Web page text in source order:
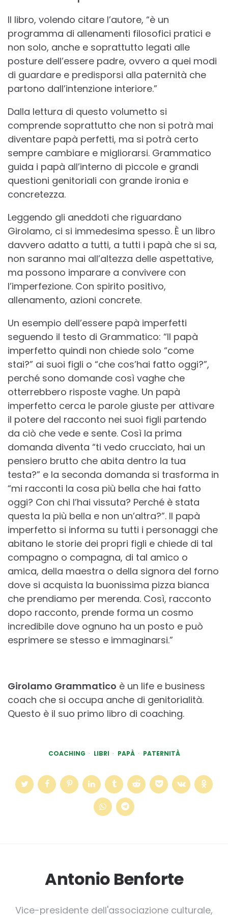
Il libro, volendo citare l’autore, “è un
programma di allenamenti filosofici pratici e
non solo, anche e soprattutto legati alle
posture dell’essere padre, ovvero a quei modi
di guardare e predisporsi alla paternità che
partono dall’intenzione interiore.”
Dalla lettura di questo volumetto si
comprende soprattutto che non si potrà mai
diventare papà perfetti, ma si potrà certo
sempre cambiare e migliorarsi. Grammatico
guida i papà all’interno di piccole e grandi
questioni genitoriali con grande ironia e
concretezza.
Leggendo gli aneddoti che riguardano
Girolamo, ci si immedesima spesso. È un libro
davvero adatto a tutti, a tutti i papà che si sa,
non saranno mai all’altezza delle aspettative,
ma possono imparare a convivere con
l’imperfezione. Con spirito positivo,
allenamento, azioni concrete.
Un esempio dell’essere papà imperfetti
seguendo il testo di Grammatico: “Il papà
imperfetto quindi non chiede solo “come
stai?” ai suoi figli o “che cos’hai fatto oggi?”,
perché sono domande così vaghe che
otterrebbero risposte vaghe. Un papà
imperfetto cerca le parole giuste per attivare
il potere del racconto nei suoi figli partendo
da ciò che vede e sente. Così la prima
domanda diventa “ti vedo crucciato, hai un
pensiero brutto che abita dentro la tua
testa?” e la seconda domanda si trasforma in
“mi racconti la cosa più bella che hai fatto
oggi? Con chi l’hai vissuta? Perché è stata
questa la più bella e non un’altra?”. Il papà
imperfetto si informa su tutti i personaggi che
abitano le storie dei propri figli e chiede di tal
compagno o compagna, di tal amico o
amica, della maestra o della signora del forno
dove si acquista la buonissima pizza bianca
che prendiamo per merenda. Così, racconto
dopo racconto, prende forma un cosmo
incredibile dove ognuno ha un posto e può
esprimere se stesso e immaginarsi.”
Girolamo Grammatico è un life e business
coach che si occupa anche di genitorialità.
Questo è il suo primo libro di coaching.
COACHING LIBRI PAPÀ PATERNITÀ
Antonio Benforte
Vice-presidente dell'associazione culturale,